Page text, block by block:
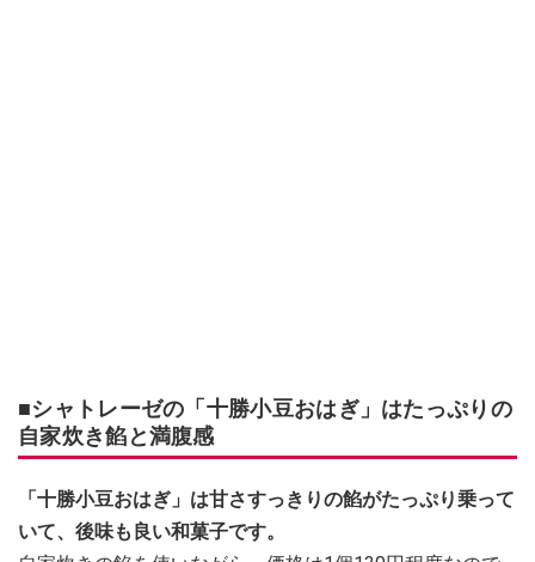
■シャトレーゼの「十勝小豆おはぎ」はたっぷりの
自家炊き餡と満腹感
「十勝小豆おはぎ」は甘さすっきりの餡がたっぷり乗って
いて、後味も良い和菓子です。